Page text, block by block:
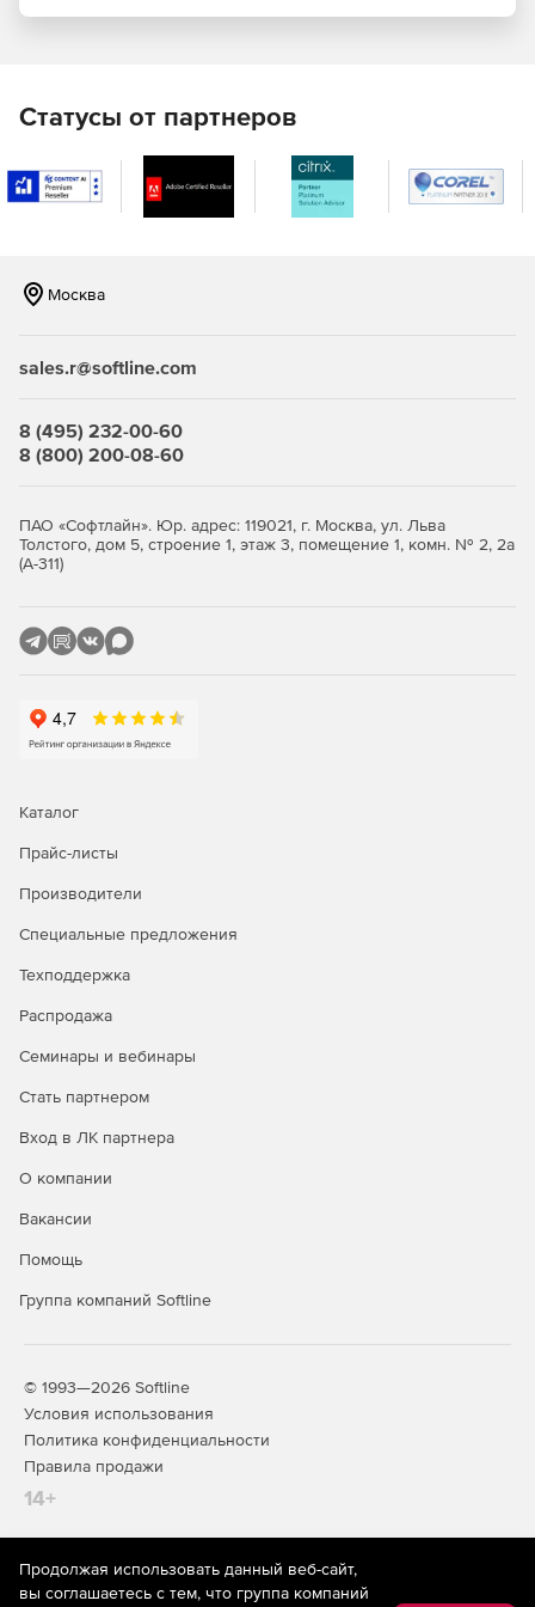
Статусы от партнеров
Москва
sales.r@softline.com
8 (495) 232-00-60
8 (800) 200-08-60
ПАО «Софтлайн». Юр. адрес: 119021, г. Москва, ул. Льва
Толстого, дом 5, строение 1, этаж 3, помещение 1, комн. № 2, 2а
(А-311)
Каталог
Прайс-листы
Производители
Специальные предложения
Техподдержка
Распродажа
Семинары и вебинары
Стать партнером
Вход в ЛК партнера
О компании
Вакансии
Помощь
Группа компаний Softline
© 1993—2026 Softline
Условия использования
Политика конфиденциальности
Правила продажи
14+
На информационном ресурсе store.softline.ru применяются
рекомендательные технологии(информационные технологии
Продолжая использовать данный веб-сайт,
вы соглашаетесь с тем, что группа компаний